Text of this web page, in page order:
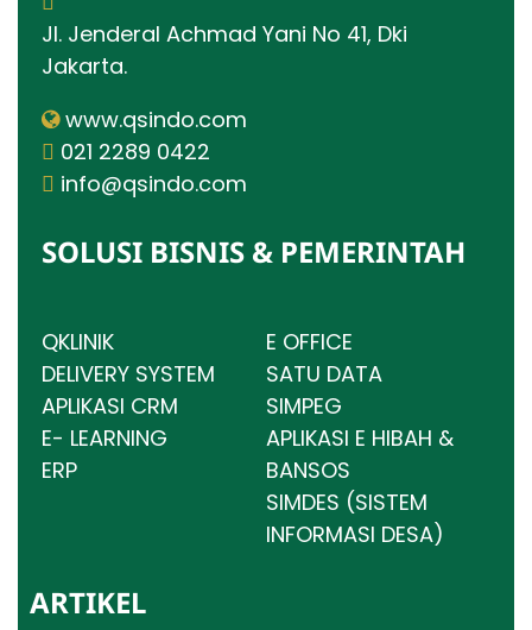
Jl. Jenderal Achmad Yani No 41, Dki
Jakarta.
www.qsindo.com
021 2289 0422
info@qsindo.com
SOLUSI BISNIS & PEMERINTAH
QKLINIK
DELIVERY SYSTEM
APLIKASI CRM
E- LEARNING
ERP
E OFFICE
SATU DATA
SIMPEG
APLIKASI E HIBAH &
BANSOS
SIMDES (SISTEM
INFORMASI DESA)
ARTIKEL